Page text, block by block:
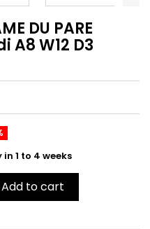
DU PARE
A8 W12 D3
in 1 to 4 weeks
Add to cart